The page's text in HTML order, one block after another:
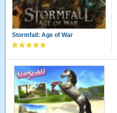
Stormfall: Age of War